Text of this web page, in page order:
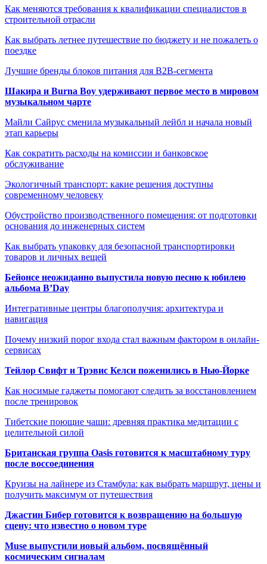
Как меняются требования к квалификации специалистов в
строительной отрасли
Как выбрать летнее путешествие по бюджету и не пожалеть о
поездке
Лучшие бренды блоков питания для B2B-сегмента
Шакира и Burna Boy удерживают первое место в мировом
музыкальном чарте
Майли Сайрус сменила музыкальный лейбл и начала новый
этап карьеры
Как сократить расходы на комиссии и банковское
обслуживание
Экологичный транспорт: какие решения доступны
современному человеку
Обустройство производственного помещения: от подготовки
основания до инженерных систем
Как выбрать упаковку для безопасной транспортировки
товаров и личных вещей
Бейонсе неожиданно выпустила новую песню к юбилею
альбома B’Day
Интегративные центры благополучия: архитектура и
навигация
Почему низкий порог входа стал важным фактором в онлайн-
сервисах
Тейлор Свифт и Трэвис Келси поженились в Нью-Йорке
Как носимые гаджеты помогают следить за восстановлением
после тренировок
Тибетские поющие чаши: древняя практика медитации с
целительной силой
Британская группа Oasis готовится к масштабному туру
после воссоединения
Круизы на лайнере из Стамбула: как выбрать маршрут, цены и
получить максимум от путешествия
Джастин Бибер готовится к возвращению на большую
сцену: что известно о новом туре
Muse выпустили новый альбом, посвящённый
космическим сигналам